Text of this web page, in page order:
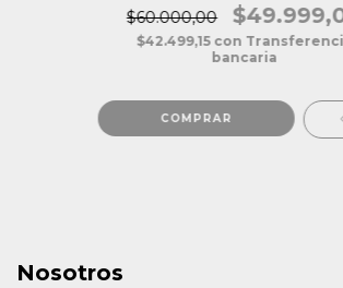
$60.000,00
$42.499,15 con
bancaria
Nosotros